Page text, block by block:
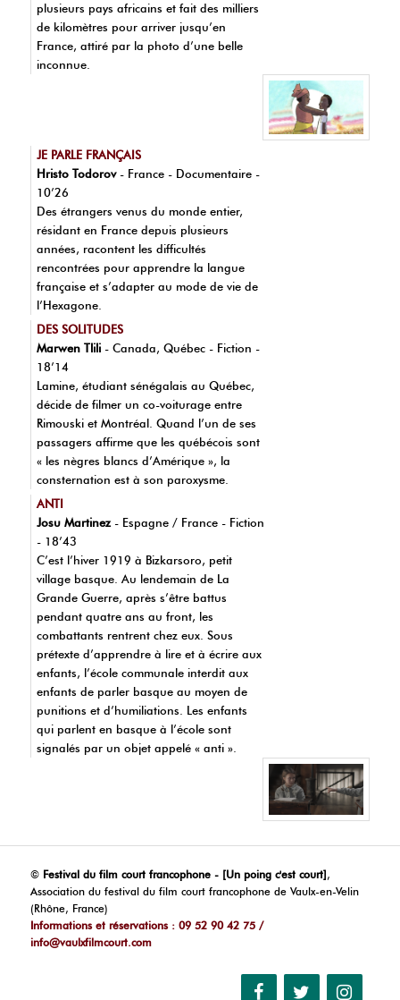
plusieurs pays africains et fait des milliers
de kilomètres pour arriver jusqu’en
France, attiré par la photo d’une belle
inconnue.
JE PARLE FRANÇAIS
Hristo Todorov - France - Documentaire -
10’26
Des étrangers venus du monde entier,
résidant en France depuis plusieurs
années, racontent les difficultés
rencontrées pour apprendre la langue
française et s’adapter au mode de vie de
l’Hexagone.
DES SOLITUDES
Marwen Tlili - Canada, Québec - Fiction -
18’14
Lamine, étudiant sénégalais au Québec,
décide de filmer un co-voiturage entre
Rimouski et Montréal. Quand l’un de ses
passagers affirme que les québécois sont
« les nègres blancs d’Amérique », la
consternation est à son paroxysme.
ANTI
Josu Martinez - Espagne / France - Fiction
- 18’43
C’est l’hiver 1919 à Bizkarsoro, petit
village basque. Au lendemain de La
Grande Guerre, après s’être battus
pendant quatre ans au front, les
combattants rentrent chez eux. Sous
prétexte d’apprendre à lire et à écrire aux
enfants, l’école communale interdit aux
enfants de parler basque au moyen de
punitions et d’humiliations. Les enfants
qui parlent en basque à l’école sont
signalés par un objet appelé « anti ».
© Festival du film court francophone - [Un poing c'est court],
Association du festival du film court francophone de Vaulx-en-Velin
(Rhône, France)
Informations et réservations : 09 52 90 42 75 /
info@vaulxfilmcourt.com